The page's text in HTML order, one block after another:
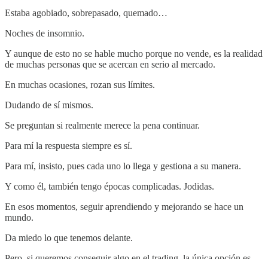
Estaba agobiado, sobrepasado, quemado…
Noches de insomnio.
Y aunque de esto no se hable mucho porque no vende, es la realidad
de muchas personas que se acercan en serio al mercado.
En muchas ocasiones, rozan sus límites.
Dudando de sí mismos.
Se preguntan si realmente merece la pena continuar.
Para mí la respuesta siempre es sí.
Para mí, insisto, pues cada uno lo llega y gestiona a su manera.
Y como él, también tengo épocas complicadas. Jodidas.
En esos momentos, seguir aprendiendo y mejorando se hace un
mundo.
Da miedo lo que tenemos delante.